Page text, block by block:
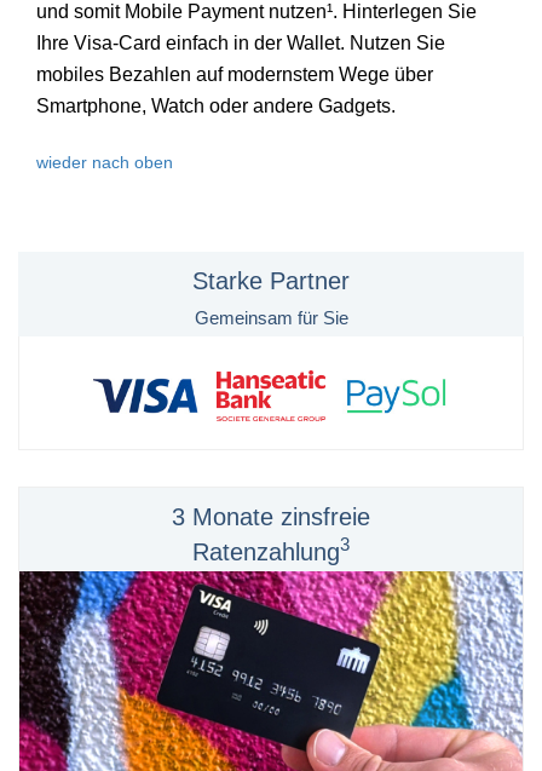
und somit Mobile Payment nutzen¹. Hinterlegen Sie
Ihre Visa-Card einfach in der Wallet. Nutzen Sie
mobiles Bezahlen auf modernstem Wege über
Smartphone, Watch oder andere Gadgets.
wieder nach oben
Starke Partner
Gemeinsam für Sie
3 Monate zinsfreie
Ratenzahlung3